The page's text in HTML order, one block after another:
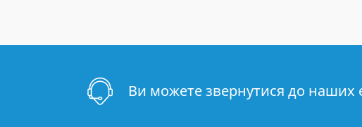
Ви можете звернутися до наших